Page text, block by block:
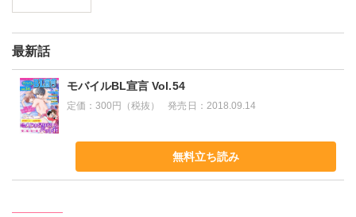
最新話
モバイルBL宣言 Vol.54
定価：300円（税抜） 発売日： 2018.09.14
無料立ち読み